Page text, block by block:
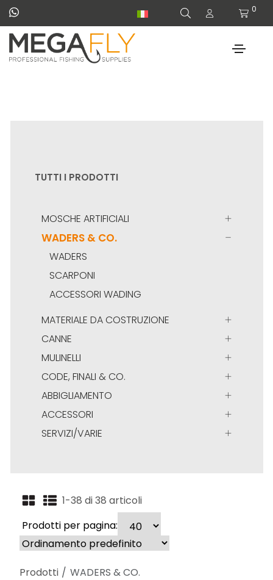
0
TUTTI I PRODOTTI
MOSCHE ARTIFICIALI
WADERS & CO.
WADERS
SCARPONI
ACCESSORI WADING
MATERIALE DA COSTRUZIONE
CANNE
MULINELLI
CODE, FINALI & CO.
ABBIGLIAMENTO
ACCESSORI
SERVIZI/VARIE
1-38 di 38 articoli
Prodotti per pagina:
Prodotti WADERS & CO.